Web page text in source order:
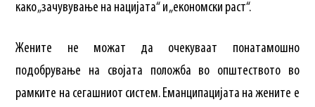
како „зачувување на нацијата“ и „економски раст“.
Жените не можат да очекуваат понатамошно
подобрување на својата положба во општеството во
рамките на сегашниот систем. Еманципацијата на жените е